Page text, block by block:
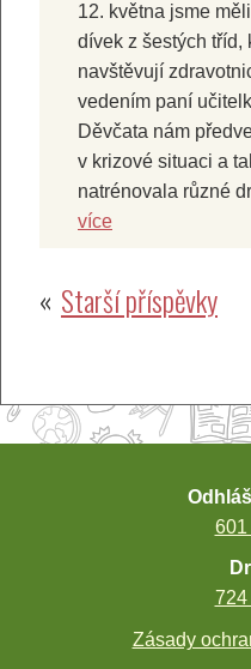
12. května jsme
dívek z šestých tříd,
navštěvují
vedením paní
Děvčata nám
v krizové situaci a
natrénovala různé
více
Navigace
příspěvky
Starší příspěvky
601
724
Zásady